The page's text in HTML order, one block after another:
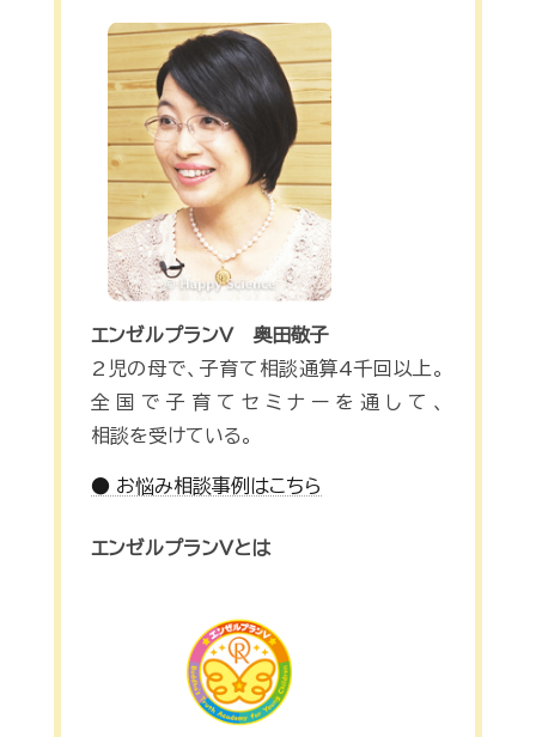
エンゼルプランV 奥田敬子
2児の母で、子育て相談通算4千回以上。
全国で子育てセミナーを通して、
相談を受けている。
● お悩み相談事例はこちら
エンゼルプランVとは